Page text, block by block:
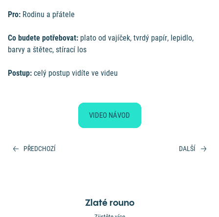
Pro: Rodinu a přátele
Co budete potřebovat: plato od vajíček, tvrdý papír, lepidlo,
barvy a štětec, stírací los
Postup: celý postup vidíte ve videu
VIDEO NÁVOD
PŘEDCHOZÍ DALŠÍ
Zlaté rouno